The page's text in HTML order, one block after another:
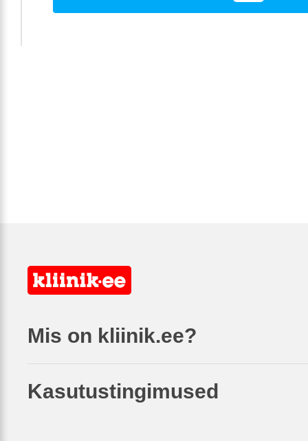
Mis on kliinik.ee?
Kasutustingimused